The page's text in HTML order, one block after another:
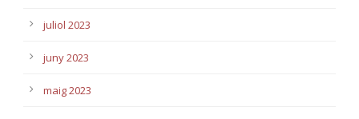
juliol 2023
juny 2023
maig 2023